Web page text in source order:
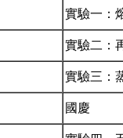
實驗一：
實驗二：
實驗三：
國慶